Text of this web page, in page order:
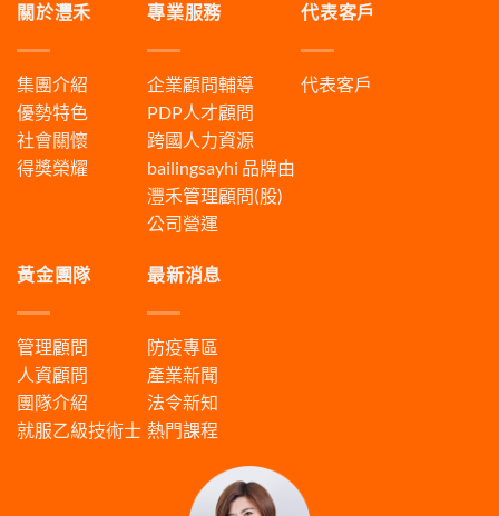
關於灃禾
集團介紹
優勢特色
社會關懷
得獎榮耀
專業服務
企業顧問輔導
PDP人才顧問
跨國人力資源
bailingsayhi 品牌由
灃禾管理顧問(股)
公司營運
代表客戶
代表客戶
黃金團隊
管理顧問
人資顧問
團隊介紹
就服乙級技術士
最新消息
防疫專區
產業新聞
法令新知
熱門課程